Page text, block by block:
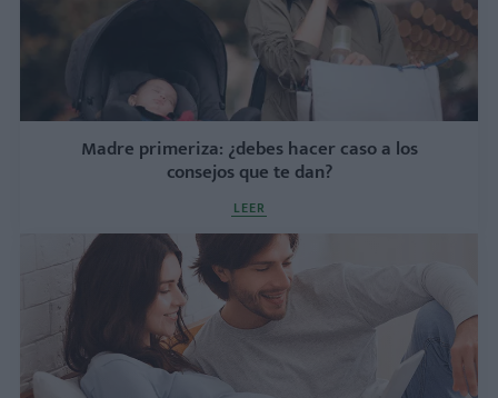
Madre primeriza: ¿debes hacer caso a los
consejos que te dan?
LEER